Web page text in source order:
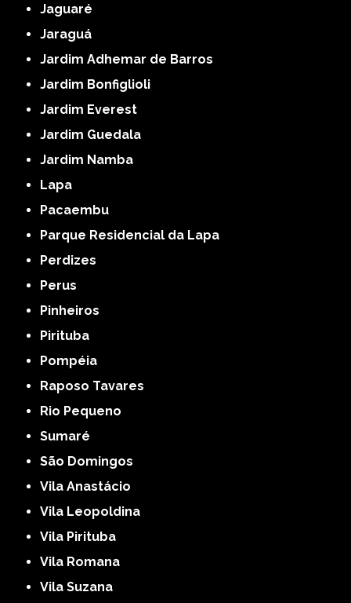
Jaguaré
Jaraguá
Jardim Adhemar de Barros
Jardim Bonfiglioli
Jardim Everest
Jardim Guedala
Jardim Namba
Lapa
Pacaembu
Parque Residencial da Lapa
Perdizes
Perus
Pinheiros
Pirituba
Pompéia
Raposo Tavares
Rio Pequeno
Sumaré
São Domingos
Vila Anastácio
Vila Leopoldina
Vila Pirituba
Vila Romana
Vila Suzana